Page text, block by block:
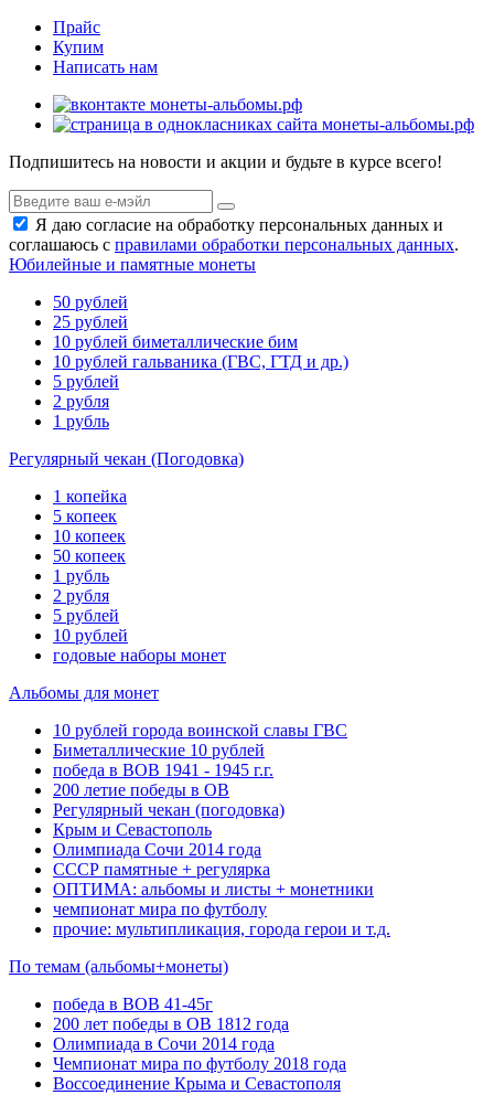
Прайс
Купим
Написать нам
Подпишитесь на новости и акции и будьте в курсе всего!
Я даю согласие на обработку персональных данных и
соглашаюсь с правилами обработки персональных данных.
Юбилейные и памятные монеты
50 рублей
25 рублей
10 рублей биметаллические бим
10 рублей гальваника (ГВС, ГТД и др.)
5 рублей
2 рубля
1 рубль
Регулярный чекан (Погодовка)
1 копейка
5 копеек
10 копеек
50 копеек
1 рубль
2 рубля
5 рублей
10 рублей
годовые наборы монет
Альбомы для монет
10 рублей города воинской славы ГВС
Биметаллические 10 рублей
победа в ВОВ 1941 - 1945 г.г.
200 летие победы в ОВ
Регулярный чекан (погодовка)
Крым и Севастополь
Олимпиада Сочи 2014 года
СССР памятные + регулярка
ОПТИМА: альбомы и листы + монетники
чемпионат мира по футболу
прочие: мультипликация, города герои и т.д.
По темам (альбомы+монеты)
победа в ВОВ 41-45г
200 лет победы в ОВ 1812 года
Олимпиада в Сочи 2014 года
Чемпионат мира по футболу 2018 года
Воссоединение Крыма и Севастополя